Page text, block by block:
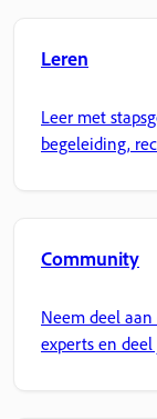
Leren
Leer met
begeleiding,
Community
Neem deel aan
experts en deel